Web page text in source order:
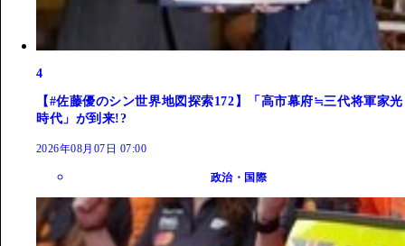
4
【#佐藤優のシン世界地図探索172】「高市幕府≒三代将軍家光
時代」が到来!?
2026年08月07日 07:00
政治・国際